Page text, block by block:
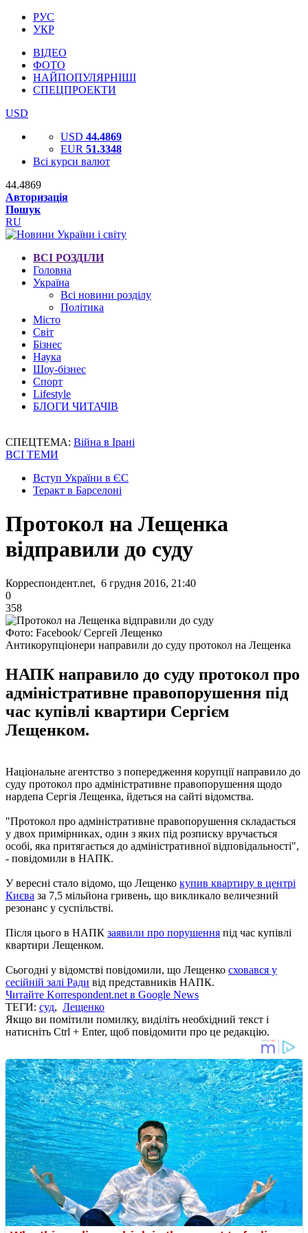
РУС
УКР
ВІДЕО
ФОТО
НАЙПОПУЛЯРНІШІ
СПЕЦПРОЕКТИ
USD
USD 44.4869
EUR 51.3348
Всі курси валют
44.4869
Авторизація
Пошук
RU
ВСІ РОЗДІЛИ
Головна
Україна
Всі новини розділу
Політика
Місто
Світ
Бізнес
Наука
Шоу-бізнес
Спорт
Lifestyle
БЛОГИ ЧИТАЧІВ
СПЕЦТЕМА: Війна в Ірані
ВСІ ТЕМИ
Вступ України в ЄС
Теракт в Барселоні
Протокол на Лещенка
відправили до суду
Корреспондент.net, 6 грудня 2016, 21:40
0
358
Фото: Facebook/ Сергей Лещенко
Антикорупціонери направили до суду протокол на Лещенка
НАПК направило до суду протокол про
адміністративне правопорушення під
час купівлі квартири Сергієм
Лещенком.
Національне агентство з попередження корупції направило до
суду протокол про адміністративне правопорушення щодо
нардепа Сергія Лещенка, йдеться на сайті відомства.
"Протокол про адміністративне правопорушення складається
у двох примірниках, один з яких під розписку вручається
особі, яка притягається до адміністративної відповідальності",
- повідомили в НАПК.
У вересні стало відомо, що Лещенко купив квартиру в центрі
Києва за 7,5 мільйона гривень, що викликало величезний
резонанс у суспільстві.
Після цього в НАПК заявили про порушення під час купівлі
квартири Лещенком.
Сьогодні у відомстві повідомили, що Лещенко сховався у
сесійній залі Ради від представників НАПК.
Читайте Korrespondent.net в Google News
ТЕГИ: суд, Лещенко
Якщо ви помітили помилку, виділіть необхідний текст і
натисніть Ctrl + Enter, щоб повідомити про це редакцію.